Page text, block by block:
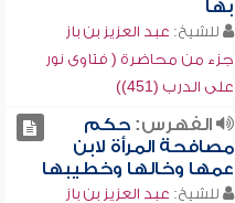
بها
للشيخ: عبد العزيز بن باز
جزء من محاضرة ( فتاوى نور
على الدرب (451))
الفهرس:حكم
مصافحة المرأة لابن
عمها وخالها وخطيبها
للشيخ: عبد العزيز بن باز